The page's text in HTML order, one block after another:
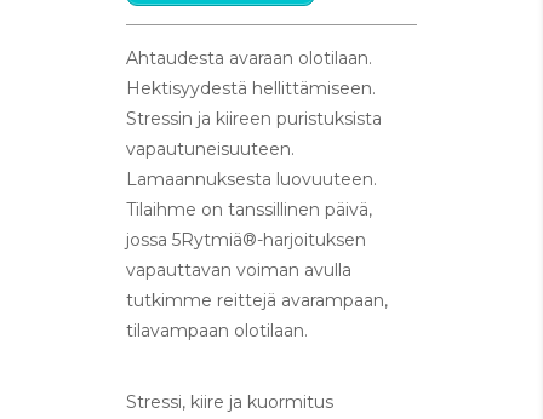
Ahtaudesta avaraan olotilaan.
Hektisyydestä hellittämiseen.
Stressin ja kiireen puristuksista
vapautuneisuuteen.
Lamaannuksesta luovuuteen.
Tilaihme on tanssillinen päivä,
jossa 5Rytmiä®-harjoituksen
vapauttavan voiman avulla
tutkimme reittejä avarampaan,
tilavampaan olotilaan.
Stressi, kiire ja kuormitus